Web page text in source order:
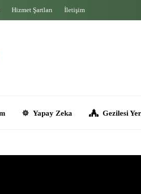
Hizmet Şartları İletişim